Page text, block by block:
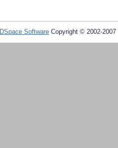
DSpace Software Copyright © 2002-2007